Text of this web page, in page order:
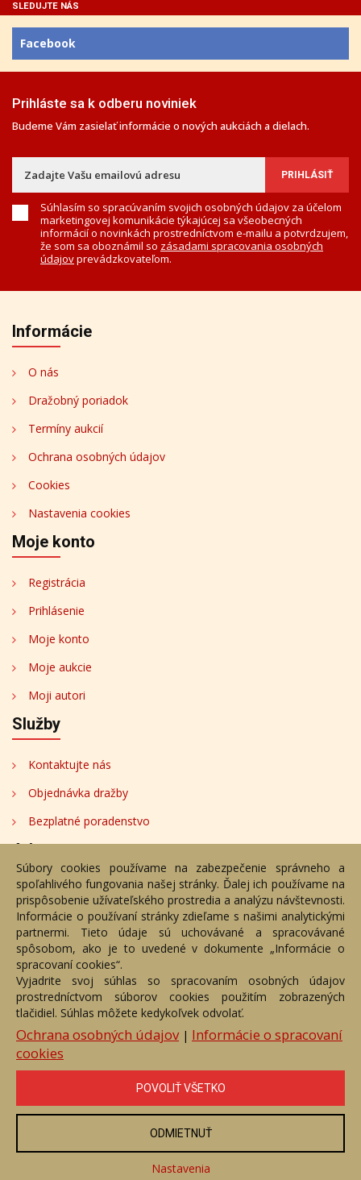
SLEDUJTE NÁS
Facebook
Prihláste sa k odberu noviniek
Budeme Vám zasielať informácie o nových aukciách a dielach.
Súhlasím so spracúvaním svojich osobných údajov za účelom
marketingovej komunikácie týkajúcej sa všeobecných
informácií o novinkách prostredníctvom e-mailu a potvrdzujem,
že som sa oboznámil so zásadami spracovania osobných
údajovprevádzkovateľom.
Informácie
O nás
Dražobný poriadok
Termíny aukcií
Ochrana osobných údajov
Cookies
Nastavenia cookies
Moje konto
Registrácia
Prihlásenie
Moje konto
Moje aukcie
Moji autori
Služby
Kontaktujte nás
Objednávka dražby
Bezplatné poradenstvo
Adresa
Nižný Hrušov 333, 094 22, Slovenská republika
+421 905 356 921
+421 905 959 101
dartesro@dartesro.sk
Hlavná stránka Aukčný katalóg
Objednávka dražby
Termíny aukcií
Online Aukcia
DARTE AUKČNÁ SPOLOČNOSŤ s.r.o. © 2007 - 2026
Akékoľvek používanie obrazových a textových súčastí tejto stránky je
podmienené výslovným súhlasom jej vlastníka. Všetky práva sú
vyhradené.
Súbory cookies používame na zabezpečenie správneho a
spoľahlivého fungovania našej stránky. Ďalej ich používame na
prispôsobenie užívateľského prostredia a analýzu návštevnosti.
Informácie o používaní stránky zdieľame s našimi analytickými
partnermi. Tieto údaje sú uchovávané a spracovávané
spôsobom, ako je to uvedené v dokumente „Informácie o
spracovaní cookies“.
Vyjadrite svoj súhlas so spracovaním osobných údajov
prostredníctvom súborov cookies použitím zobrazených
tlačidiel. Súhlas môžete kedykoľvek odvolať.
Ochrana osobných údajov| Informácie o spracovaní
cookies
POVOLIŤ VŠETKO
ODMIETNUŤ
Nastavenia